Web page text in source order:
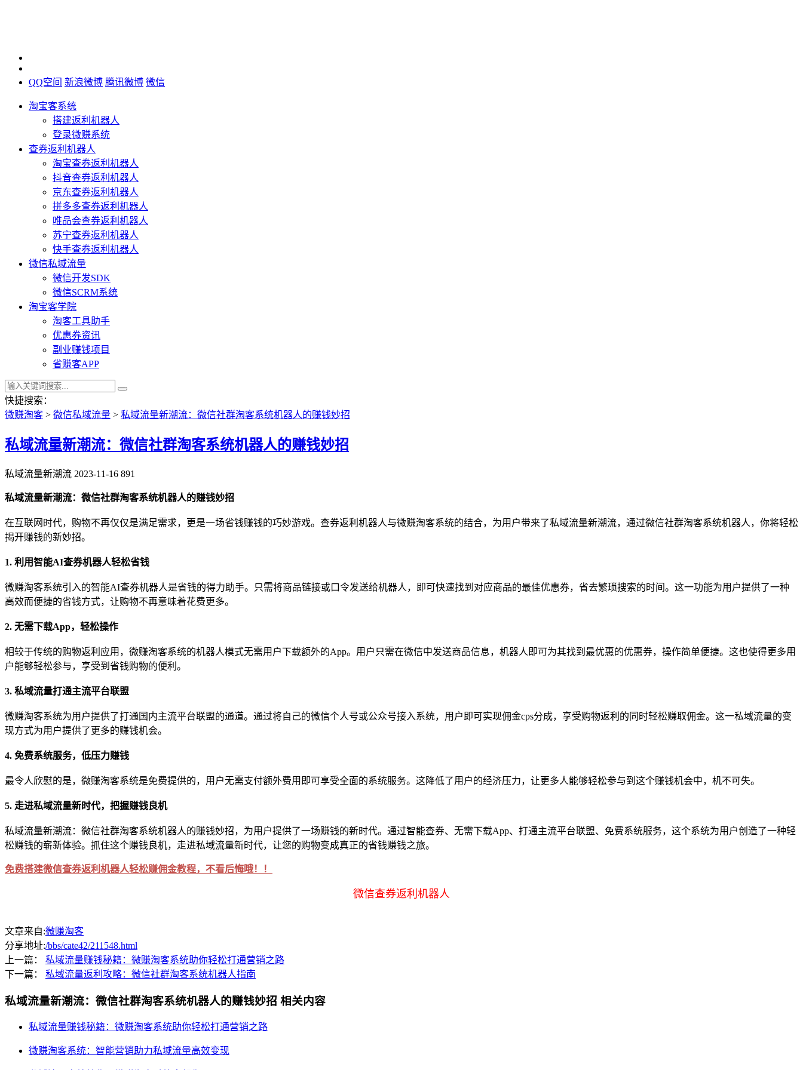
QQ空间 新浪微博 腾讯微博 微信
淘宝客系统
搭建返利机器人
登录微赚系统
查券返利机器人
淘宝查券返利机器人
抖音查券返利机器人
京东查券返利机器人
拼多多查券返利机器人
唯品会查券返利机器人
苏宁查券返利机器人
快手查券返利机器人
微信私域流量
微信开发SDK
微信SCRM系统
淘宝客学院
淘客工具助手
优惠券资讯
副业赚钱项目
省赚客APP
快捷搜索：
微赚淘客 > 微信私域流量 > 私域流量新潮流：微信社群淘客系统机器人的赚钱妙招
私域流量新潮流：微信社群淘客系统机器人的赚钱妙招
私域流量新潮流 2023-11-16 891
私域流量新潮流：微信社群淘客系统机器人的赚钱妙招
在互联网时代，购物不再仅仅是满足需求，更是一场省钱赚钱的巧妙游戏。查券返利机器人与微赚淘客系统的结合，为用户带来了私域流量新潮流，通过微信社群淘客系统机器人，你将轻松
揭开赚钱的新妙招。
1. 利用智能AI查券机器人轻松省钱
微赚淘客系统引入的智能AI查券机器人是省钱的得力助手。只需将商品链接或口令发送给机器人，即可快速找到对应商品的最佳优惠券，省去繁琐搜索的时间。这一功能为用户提供了一种
高效而便捷的省钱方式，让购物不再意味着花费更多。
2. 无需下载App，轻松操作
相较于传统的购物返利应用，微赚淘客系统的机器人模式无需用户下载额外的App。用户只需在微信中发送商品信息，机器人即可为其找到最优惠的优惠券，操作简单便捷。这也使得更多用
户能够轻松参与，享受到省钱购物的便利。
3. 私域流量打通主流平台联盟
微赚淘客系统为用户提供了打通国内主流平台联盟的通道。通过将自己的微信个人号或公众号接入系统，用户即可实现佣金cps分成，享受购物返利的同时轻松赚取佣金。这一私域流量的变
现方式为用户提供了更多的赚钱机会。
4. 免费系统服务，低压力赚钱
最令人欣慰的是，微赚淘客系统是免费提供的，用户无需支付额外费用即可享受全面的系统服务。这降低了用户的经济压力，让更多人能够轻松参与到这个赚钱机会中，机不可失。
5. 走进私域流量新时代，把握赚钱良机
私域流量新潮流：微信社群淘客系统机器人的赚钱妙招，为用户提供了一场赚钱的新时代。通过智能查券、无需下载App、打通主流平台联盟、免费系统服务，这个系统为用户创造了一种轻
松赚钱的崭新体验。抓住这个赚钱良机，走进私域流量新时代，让您的购物变成真正的省钱赚钱之旅。
免费搭建微信查券返利机器人轻松赚佣金教程，不看后悔哦！！
微信查券返利机器人
文章来自:微赚淘客
分享地址:/bbs/cate42/211548.html
上一篇： 私域流量赚钱秘籍：微赚淘客系统助你轻松打通营销之路
下一篇： 私域流量返利攻略：微信社群淘客系统机器人指南
私域流量新潮流：微信社群淘客系统机器人的赚钱妙招 相关内容
私域流量赚钱秘籍：微赚淘客系统助你轻松打通营销之路
微赚淘客系统：智能营销助力私域流量高效变现